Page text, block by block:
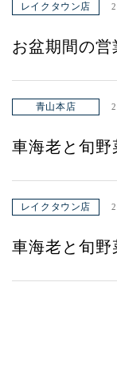
レイクタウン店
お盆期間の
青山本店
車海老と旬野
レイクタウン店
車海老と旬野